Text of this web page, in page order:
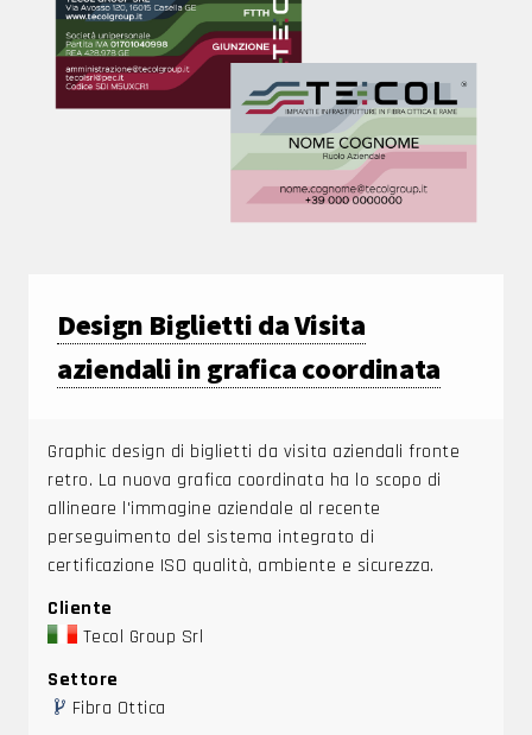
Design Biglietti da Visita
aziendali in grafica coordinata
Graphic design di biglietti da visita aziendali fronte
retro. La nuova grafica coordinata ha lo scopo di
allineare l'immagine aziendale al recente
perseguimento del sistema integrato di
certificazione ISO qualità, ambiente e sicurezza.
Cliente
Tecol Group Srl
Settore
Fibra Ottica